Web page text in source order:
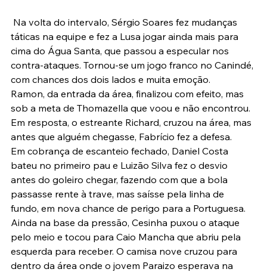
táticas na equipe e fez a Lusa jogar ainda mais para
cima do Água Santa, que passou a especular nos
contra-ataques. Tornou-se um jogo franco no Canindé,
com chances dos dois lados e muita emoção.
Ramon, da entrada da área, finalizou com efeito, mas
sob a meta de Thomazella que voou e não encontrou.
Em resposta, o estreante Richard, cruzou na área, mas
antes que alguém chegasse, Fabrício fez a defesa.
Em cobrança de escanteio fechado, Daniel Costa
bateu no primeiro pau e Luizão Silva fez o desvio
antes do goleiro chegar, fazendo com que a bola
passasse rente à trave, mas saísse pela linha de
fundo, em nova chance de perigo para a Portuguesa.
Ainda na base da pressão, Cesinha puxou o ataque
pelo meio e tocou para Caio Mancha que abriu pela
esquerda para receber. O camisa nove cruzou para
dentro da área onde o jovem Paraizo esperava na